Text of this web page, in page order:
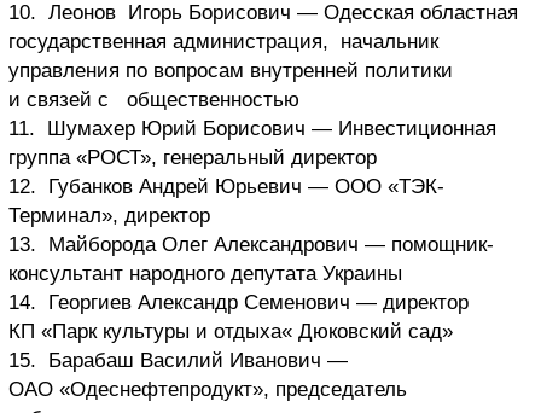
10. Леонов Игорь Борисович — Одесская областная
государственная администрация, начальник
управления по вопросам внутренней политики
и связей с общественностью
11. Шумахер Юрий Борисович — Инвестиционная
группа «РОСТ», генеральный директор
12. Губанков Андрей Юрьевич — ООО «ТЭК-
Терминал», директор
13. Майборода Олег Александрович — помощник-
консультант народного депутата Украины
14. Георгиев Александр Семенович — директор
КП «Парк культуры и отдыха« Дюковский сад»
15. Барабаш Василий Иванович —
ОАО «Одеснефтепродукт», председатель